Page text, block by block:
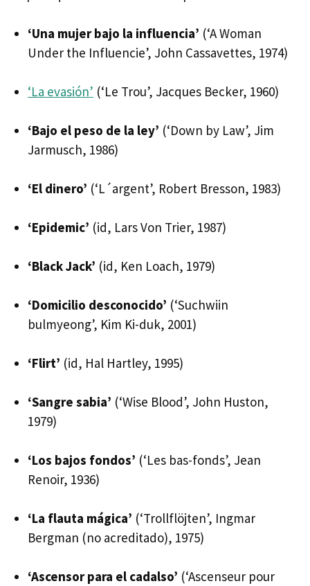
‘Una mujer bajo la influencia’ (‘A Woman
Under the Influencie’, John Cassavettes, 1974)
‘La evasión’ (‘Le Trou’, Jacques Becker, 1960)
‘Bajo el peso de la ley’ (‘Down by Law’, Jim
Jarmusch, 1986)
‘El dinero’ (‘L´argent’, Robert Bresson, 1983)
‘Epidemic’ (id, Lars Von Trier, 1987)
‘Black Jack’ (id, Ken Loach, 1979)
‘Domicilio desconocido’ (‘Suchwiin
bulmyeong’, Kim Ki-duk, 2001)
‘Flirt’ (id, Hal Hartley, 1995)
‘Sangre sabia’ (‘Wise Blood’, John Huston,
1979)
‘Los bajos fondos’ (‘Les bas-fonds’, Jean
Renoir, 1936)
‘La flauta mágica’ (‘Trollflöjten’, Ingmar
Bergman (no acreditado), 1975)
‘Ascensor para el cadalso’ (‘Ascenseur pour